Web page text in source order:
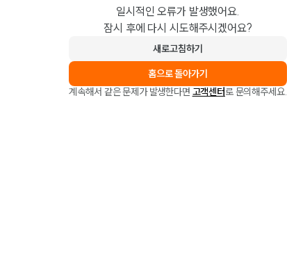
일시적인 오류가 발생했어요.
잠시 후에 다시 시도해주시겠어요?
새로고침하기
홈으로 돌아가기
계속해서 같은 문제가 발생한다면 고객센터로 문의해주세요.